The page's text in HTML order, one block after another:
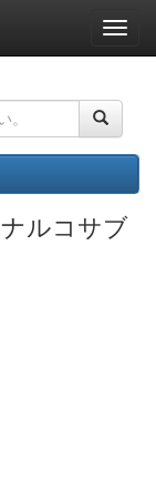
ナ
ビ
ー
ョ
ン
ルコサブ